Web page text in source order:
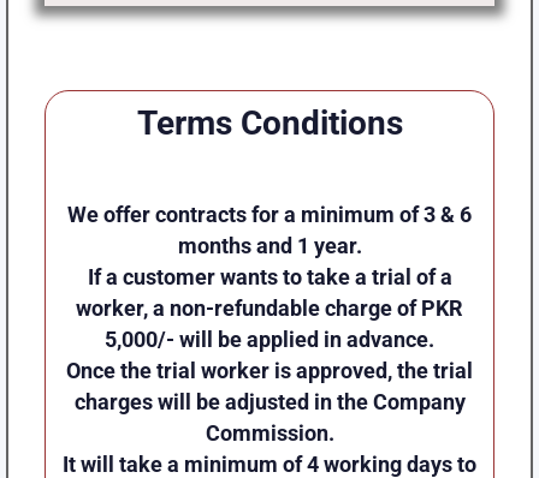
Terms Conditions
We offer contracts for a minimum of 3 & 6
months and 1 year.
If a customer wants to take a trial of a
worker, a non-refundable charge of PKR
5,000/- will be applied in advance.
Once the trial worker is approved, the trial
charges will be adjusted in the Company
Commission.
It will take a minimum of 4 working days to